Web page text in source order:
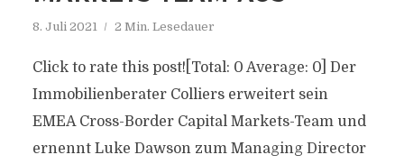
8. Juli 2021 2 Min. Lesedauer
Click to rate this post![Total: 0 Average: 0] Der
Immobilienberater Colliers erweitert sein
EMEA Cross-Border Capital Markets-Team und
ernennt Luke Dawson zum Managing Director